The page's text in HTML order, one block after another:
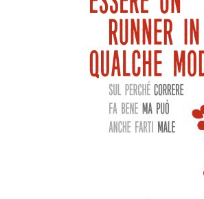
AGGIUNGI AL CARRELLO